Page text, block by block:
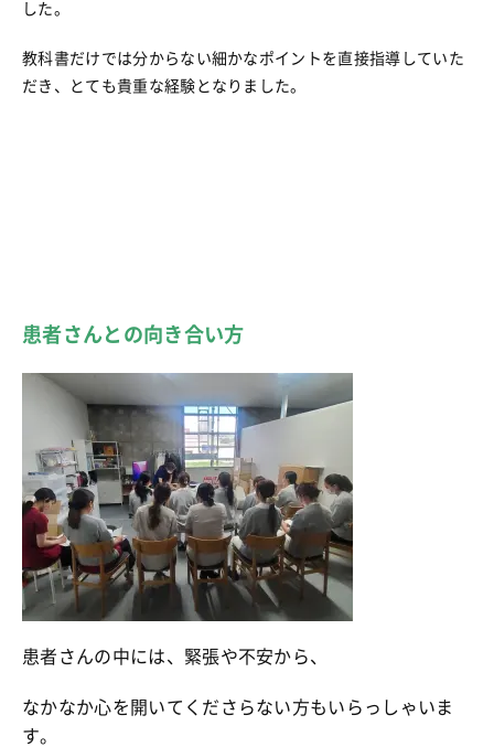
した。
教科書だけでは分からない細かなポイントを直接指導していた
だき、とても貴重な経験となりました。
患者さんとの向き合い方
患者さんの中には、緊張や不安から、
なかなか心を開いてくださらない方もいらっしゃいま
す。